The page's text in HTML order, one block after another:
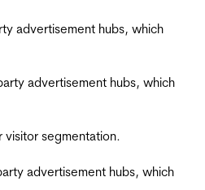
advertisement hubs, which
advertisement hubs, which
segmentation.
advertisement hubs, which